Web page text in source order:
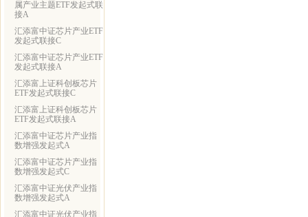
属产业主题ETF发起式联
接A
汇添富中证芯片产业ETF
发起式联接C
汇添富中证芯片产业ETF
发起式联接A
汇添富上证科创板芯片
ETF发起式联接C
汇添富上证科创板芯片
ETF发起式联接A
汇添富中证芯片产业指
数增强发起式A
汇添富中证芯片产业指
数增强发起式C
汇添富中证光伏产业指
数增强发起式A
汇添富中证光伏产业指